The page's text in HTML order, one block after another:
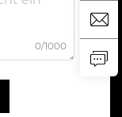
0/1000